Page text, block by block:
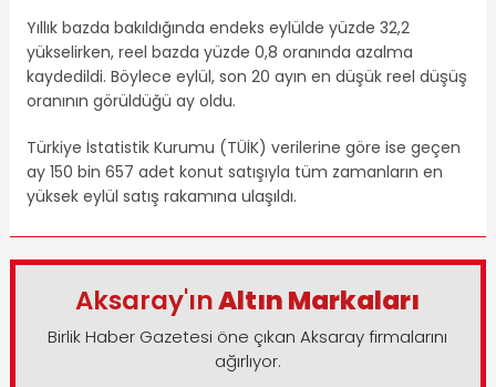
Yıllık bazda bakıldığında endeks eylülde yüzde 32,2
yükselirken, reel bazda yüzde 0,8 oranında azalma
kaydedildi. Böylece eylül, son 20 ayın en düşük reel düşüş
oranının görüldüğü ay oldu.
Türkiye İstatistik Kurumu (TÜİK) verilerine göre ise geçen
ay 150 bin 657 adet konut satışıyla tüm zamanların en
yüksek eylül satış rakamına ulaşıldı.
Aksaray'ınAltın Markaları
Birlik Haber Gazetesi öne çıkan Aksaray firmalarını
ağırlıyor.